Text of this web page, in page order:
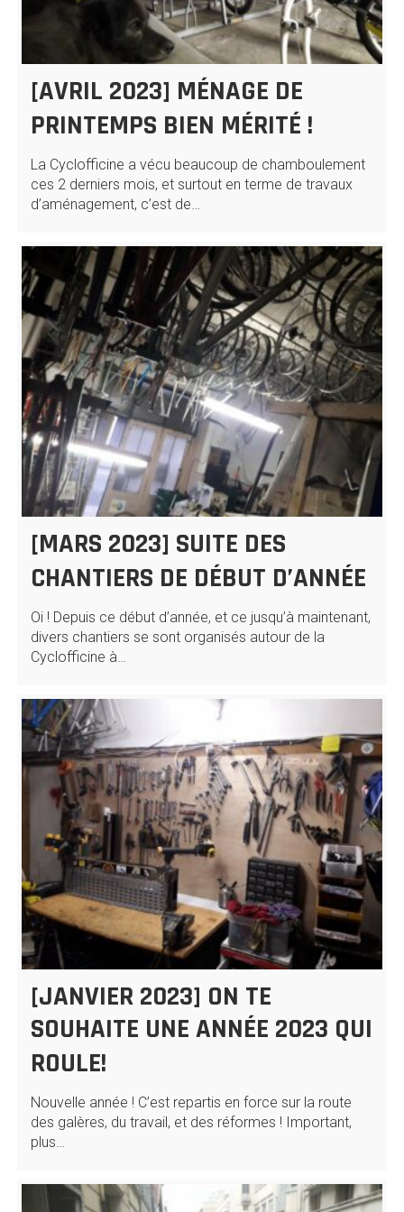
[AVRIL 2023] MÉNAGE DE
PRINTEMPS BIEN MÉRITÉ !
La Cyclofficine a vécu beaucoup de chamboulement
ces 2 derniers mois, et surtout en terme de travaux
d’aménagement, c’est de…
[MARS 2023] SUITE DES
CHANTIERS DE DÉBUT D’ANNÉE
Oi ! Depuis ce début d’année, et ce jusqu’à maintenant,
divers chantiers se sont organisés autour de la
Cyclofficine à…
[JANVIER 2023] ON TE
SOUHAITE UNE ANNÉE 2023 QUI
ROULE!
Nouvelle année ! C’est repartis en force sur la route
des galères, du travail, et des réformes ! Important,
plus…